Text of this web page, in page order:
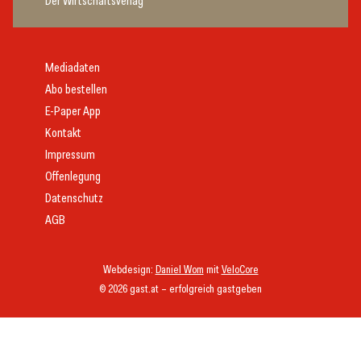
© 2026 gast.at – erfolgreich gastgeben
Webdesign: Daniel Wom mitVeloCore
Mediadaten
Abo bestellen
E-Paper App
Kontakt
Impressum
Offenlegung
Datenschutz
AGB